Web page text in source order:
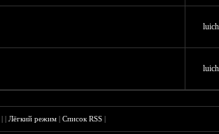
||Лёгкий режим |Список RSS |